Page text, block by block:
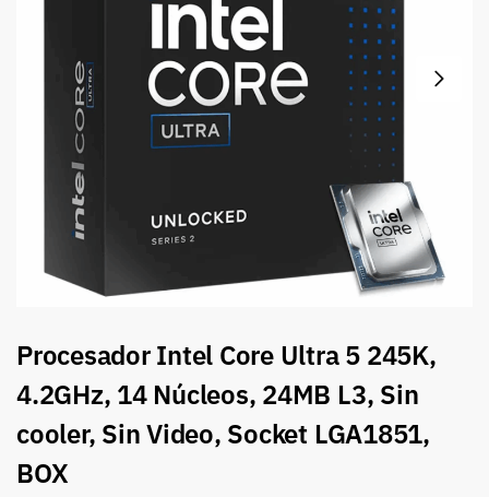
Procesador Intel Core Ultra 5 245K,
4.2GHz, 14 Núcleos, 24MB L3, Sin
cooler, Sin Video, Socket LGA1851,
BOX